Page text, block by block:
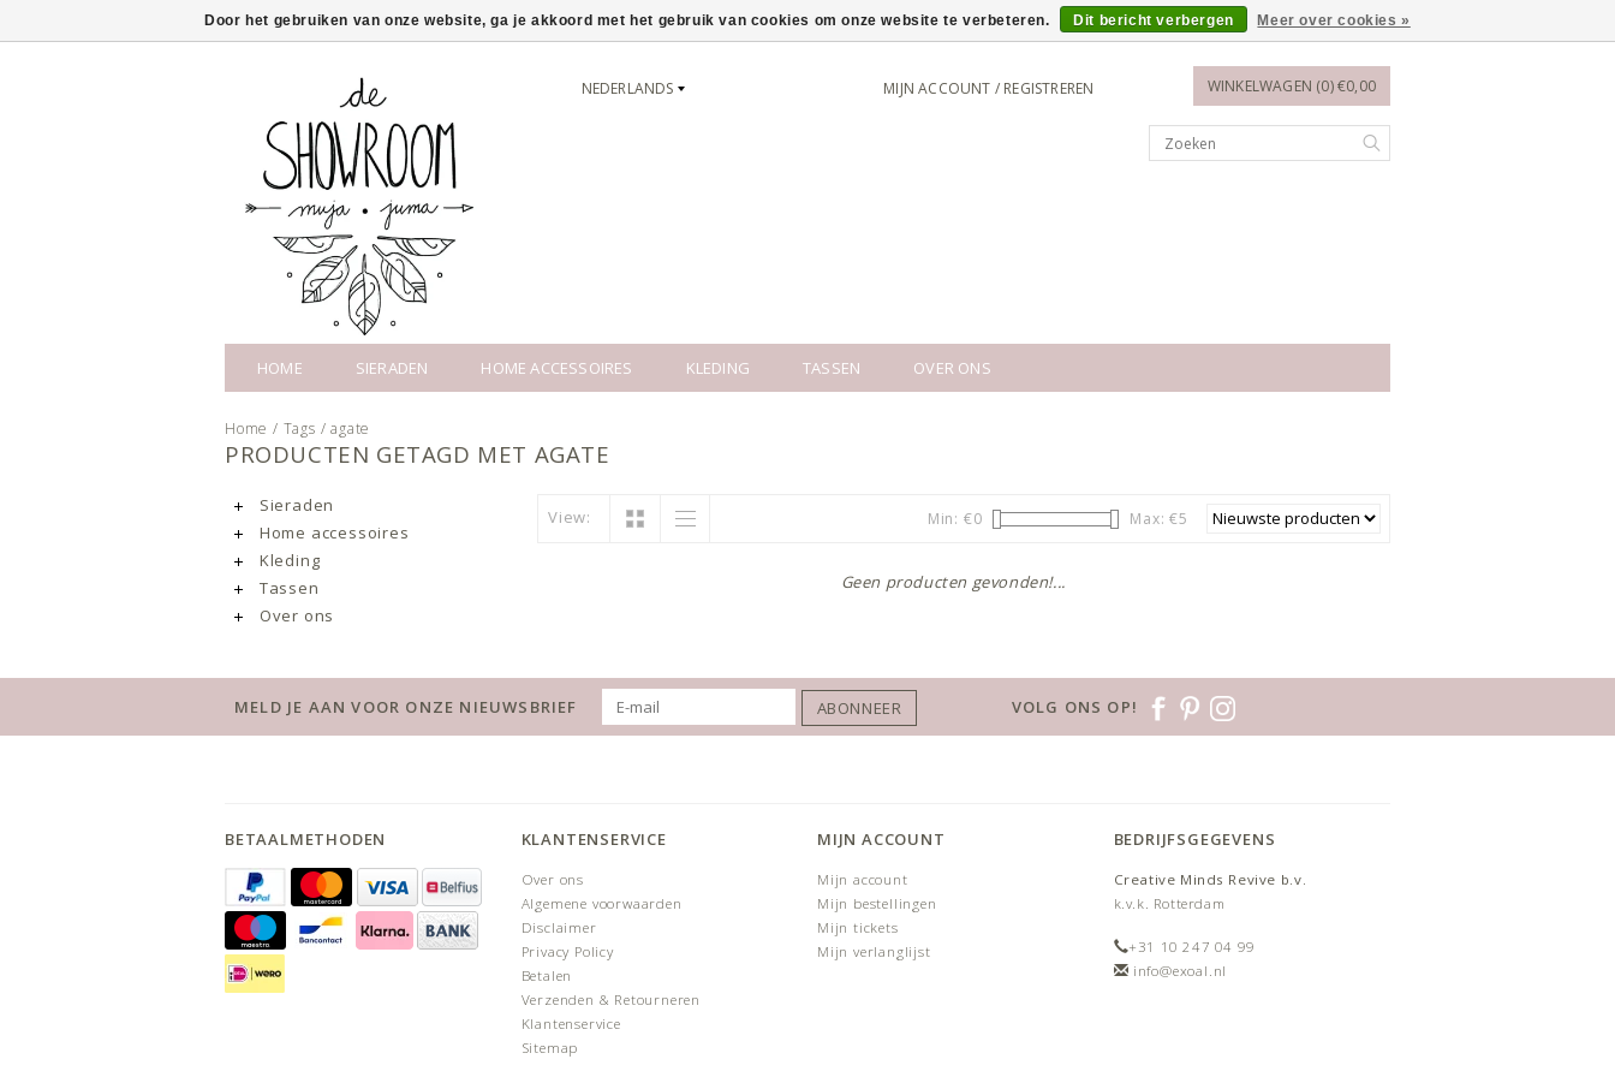
NEDERLANDS MIJN ACCOUNT / REGISTREREN WINKELWAGEN (0) €0,00
HOME SIERADEN HOME ACCESSOIRES KLEDING TASSEN OVER ONS
Home / Tags /agate
PRODUCTEN GETAGD MET AGATE
Sieraden
Home accessoires
Kleding
Tassen
Over ons
View: Min: €0 Max: €5
Geen producten gevonden!...
Door het gebruiken van onze website, ga je akkoord met het gebruik van cookies om onze website te verbeteren. Dit bericht verbergen Meer over cookies »
MELD JE AAN VOOR ONZE NIEUWSBRIEF ABONNEER VOLG ONS OP!
BETAALMETHODEN KLANTENSERVICE
Over ons
Algemene voorwaarden
Disclaimer
Privacy Policy
Betalen
Verzenden & Retourneren
Klantenservice
Sitemap
MIJN ACCOUNT
Mijn account
Mijn bestellingen
Mijn tickets
Mijn verlanglijst
BEDRIJFSGEGEVENS
Creative Minds Revive b.v.
k.v.k. Rotterdam
+31 10 247 04 99
info@exoal.nl